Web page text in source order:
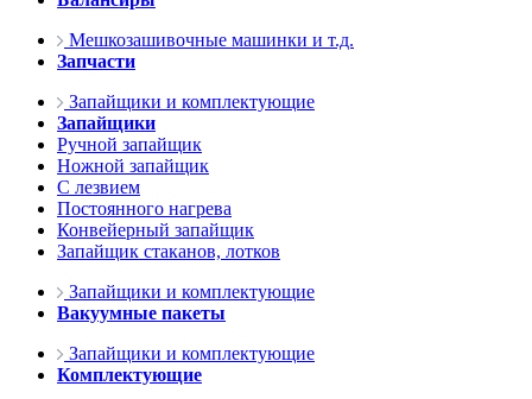
Мешкозашивочные машинки и т.д.
Запчасти
Запайщики и комплектующие
Запайщики
Ручной запайщик
Ножной запайщик
С лезвием
Постоянного нагрева
Конвейерный запайщик
Запайщик стаканов, лотков
Запайщики и комплектующие
Вакуумные пакеты
Запайщики и комплектующие
Комплектующие